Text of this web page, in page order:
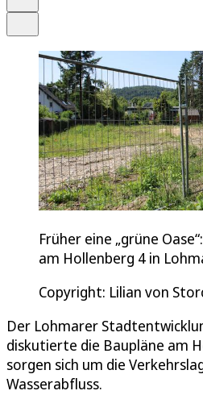
Früher eine „grüne
am Hollenberg 4 in
Copyright: Lilian von
Der Lohmarer
diskutierte die Baupläne am
sorgen sich um die
Wasserabfluss.